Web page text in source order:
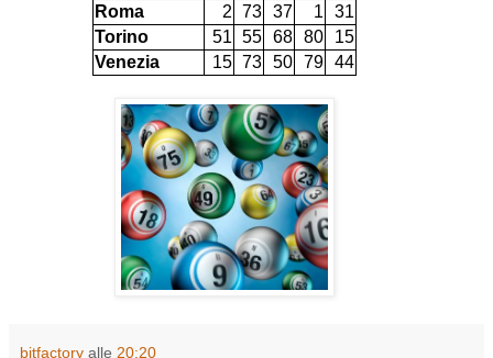
Roma
2 73 37 1
31
Torino
51 55 68 80
15
Venezia
15 73 50 79 44
bitfactory alle 20:20